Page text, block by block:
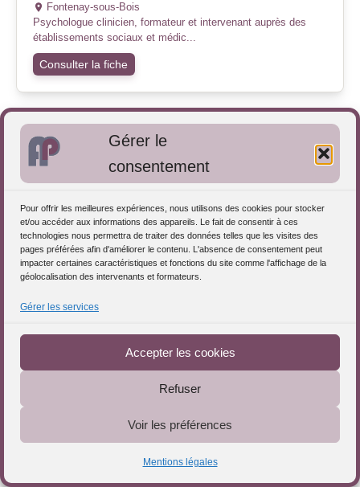
Gérer le
consentement
Pour offrir les meilleures expériences, nous utilisons des cookies pour stocker
et/ou accéder aux informations des appareils. Le fait de consentir à ces
technologies nous permettra de traiter des données telles que les visites des
pages préférées afin d'améliorer le contenu. L'absence de consentement peut
impacter certaines caractéristiques et fonctions du site comme l'affichage de la
géolocalisation des intervenants et formateurs.
Gérer les services
Accepter les cookies
Refuser
Voir les préférences
Mentions légales
Fontenay-sous-Bois
Psychologue clinicien, formateur et intervenant auprès des
établissements sociaux et médic...
Consulter la fiche
Frédérique CENNI, Docteur en
Sciences de l'éducation
Bonzée
Formée à l’accompagnement professionnel à l’Université,
dans le sillage des travaux de Mic...
Consulter la fiche
Christine MENGUS Consultante
professionnel
Griesheim-sur-Souffel
Téléchargez le Guide